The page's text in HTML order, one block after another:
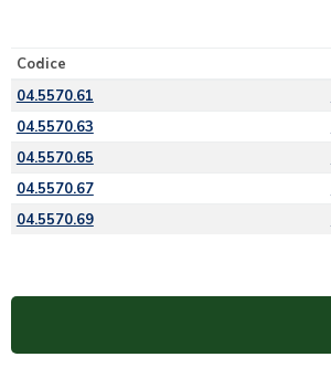
Codice
04.5570.61
04.5570.63
04.5570.65
04.5570.67
04.5570.69